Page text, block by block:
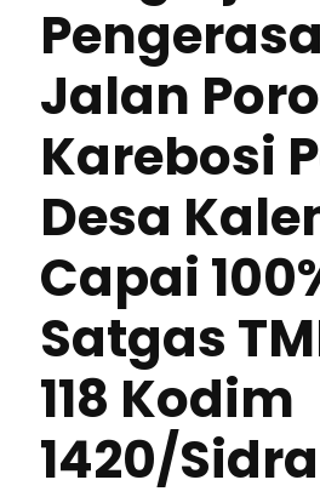
Jalan
Karebosi
Desa
Capai
Satgas
118 Kodim
1420/